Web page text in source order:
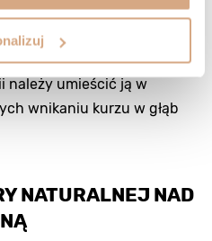
skóry naturalnej zaleca się
je sprayem,
Podczas
należy umieścić ją w
wnikaniu kurzu w głąb
NATURALNEJ NAD